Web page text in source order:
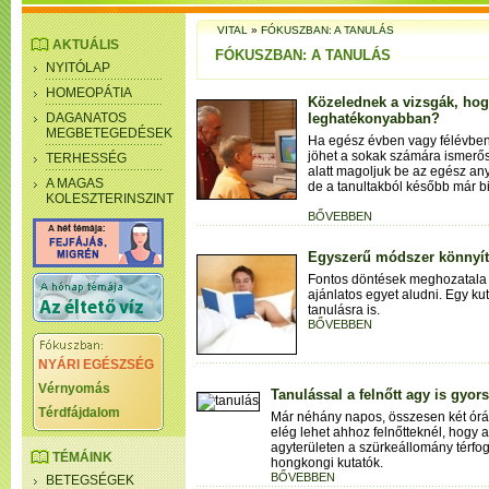
AKTUÁLIS
NYITÓLAP
HOMEOPÁTIA
DAGANATOS
MEGBETEGEDÉSEK
TERHESSÉG
A MAGAS
KOLESZTERINSZINT
NYÁRI EGÉSZSÉG
Vérnyomás
Térdfájdalom
TÉMÁINK
BETEGSÉGEK
VITAL»FÓKUSZBAN: A TANULÁS
FÓKUSZBAN: A TANULÁS
Közelednek a vizsgák,
leghatékonyabban?
Ha egész évben vagy
jöhet a sokak számára
alatt magoljuk be az egész
de a tanultakból később már
BŐVEBBEN
Egyszerű módszer
Fontos döntések
ajánlatos egyet aludni. Egy
tanulásra is.
BŐVEBBEN
Tanulással a felnőtt agy is
Már néhány napos, összesen két
elég lehet ahhoz felnőtteknél, hogy
agyterületen a szürkeállomány
hongkongi kutatók.
BŐVEBBEN